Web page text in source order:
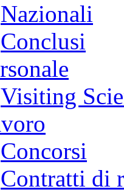
Nazionali
Conclusi
Visiting
Concorsi
Contratti di